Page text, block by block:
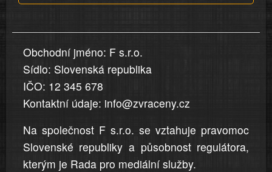
v
jsou
přesná
a
úplná
Obchodní jméno: F s.r.o.
Sídlo: Slovenská republika
IČO: 12 345 678
Kontaktní údaje: info@zvraceny.cz
Na společnost F s.r.o. se vztahuje pravomoc
Slovenské republiky a působnost regulátora,
kterým je Rada pro mediální služby.